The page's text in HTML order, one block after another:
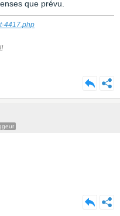
que prévu.
4417.php